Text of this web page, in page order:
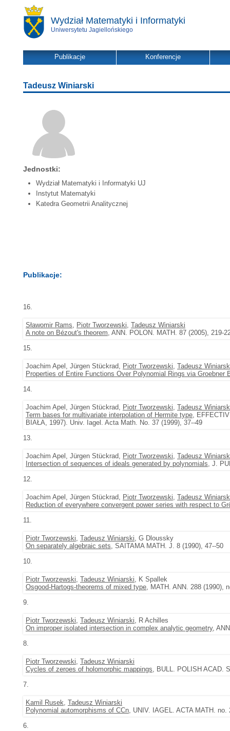
Wydział Matematyki i Informatyki
Uniwersytetu Jagiellońskiego
Publikacje Konferencje
Tadeusz Winiarski
Jednostki:
Wydział Matematyki i Informatyki UJ
Instytut Matematyki
Katedra Geometrii Analitycznej
Publikacje:
16.
Sławomir Rams, Piotr Tworzewski, Tadeusz Winiarski
A note on Bézout's theorem, ANN. POLON. MATH. 87 (2005), 219-
15.
Joachim Apel, Jürgen Stückrad, Piotr Tworzewski, Tadeusz
Properties of Entire Functions Over Polynomial Rings via Groebner
14.
Joachim Apel, Jürgen Stückrad, Piotr Tworzewski, Tadeusz
Term bases for multivariate interpolation of Hermite type,
BIAŁA, 1997). Univ. Iagel. Acta Math. No. 37 (1999), 37--49
13.
Joachim Apel, Jürgen Stückrad, Piotr Tworzewski, Tadeusz
Intersection of sequences of ideals generated by polynomials, J.
12.
Joachim Apel, Jürgen Stückrad, Piotr Tworzewski, Tadeusz
Reduction of everywhere convergent power series with respect to
11.
Piotr Tworzewski, Tadeusz Winiarski, G Dloussky
On separately algebraic sets, SAITAMA MATH. J. 8 (1990), 47--50
10.
Piotr Tworzewski, Tadeusz Winiarski, K Spallek
Osgood-Hartogs-theorems of mixed type, MATH. ANN. 288 (1990),
9.
Piotr Tworzewski, Tadeusz Winiarski, R Achilles
On improper isolated intersection in complex analytic geometry,
8.
Piotr Tworzewski, Tadeusz Winiarski
Cycles of zeroes of holomorphic mappings, BULL. POLISH ACAD.
7.
Kamil Rusek, Tadeusz Winiarski
Polynomial automorphisms of CCn, UNIV. IAGEL. ACTA MATH. no.
6.